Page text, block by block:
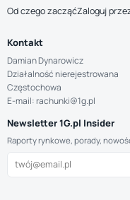
Od czego zacząćZaloguj
Kontakt
Damian Dynarowicz
Działalność nierejestrowana
Częstochowa
E-mail: rachunki@1g.pl
Newsletter 1G.pl Insider
Raporty rynkowe, porady,